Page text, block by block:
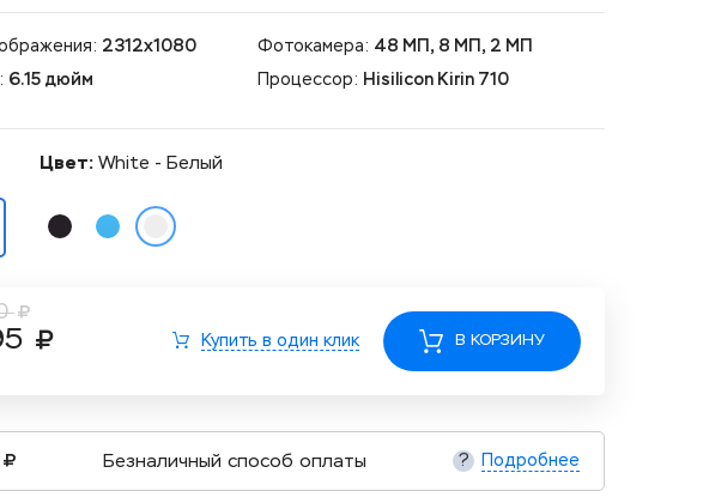
2312x1080
6.15 дюйм
Фотокамера: 48 МП, 8 МП, 2 МП
Процессор: Hisilicon Kirin 710
Цвет: White - Белый
Купить в один клик В КОРЗИНУ
Безналичный способ оплаты ? Подробнее